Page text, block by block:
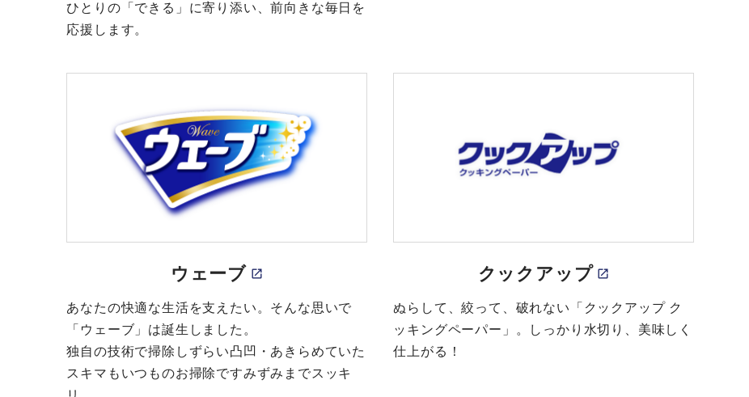
ひとりの「できる」に寄り添い、前向きな毎日を
応援します。
ウェーブ
あなたの快適な生活を支えたい。そんな思いで
「ウェーブ」は誕生しました。
独自の技術で掃除しずらい凸凹・あきらめていた
スキマもいつものお掃除ですみずみまでスッキ
クックアップ
ぬらして、絞って、破れない「クックアップ ク
ッキングペーパー」。しっかり水切り、美味しく
仕上がる！